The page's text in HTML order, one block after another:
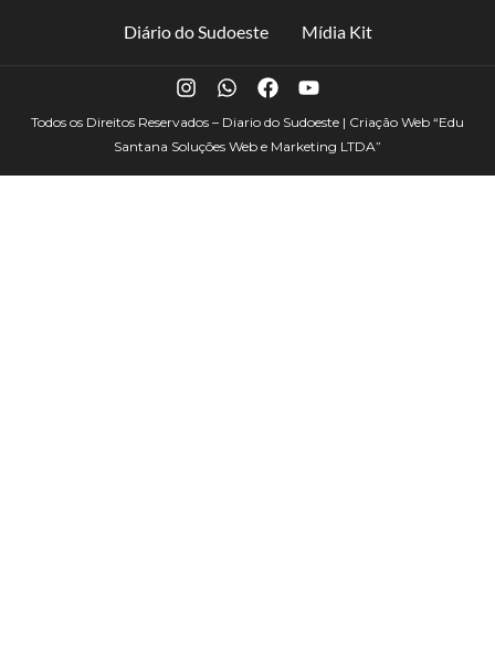
Diário do Sudoeste Mídia Kit
Todos os Direitos Reservados – Diario do Sudoeste | Criação Web “Edu
Santana Soluções Web e Marketing LTDA”